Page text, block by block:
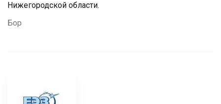
Нижегородской области.
Бор